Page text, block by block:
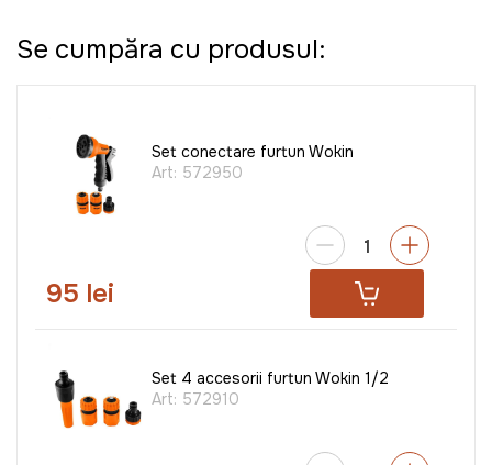
Se cumpăra cu produsul:
Set conectare furtun Wokin
Art: 572950
95 lei
Set 4 accesorii furtun Wokin 1/2
Art: 572910